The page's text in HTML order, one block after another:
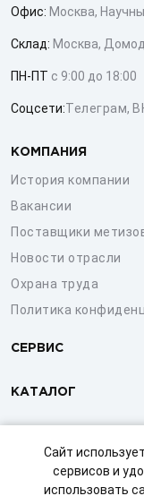
Сайт
сервисов и
использовать
Офис: Москва,
Склад: Москва,
ПН-ПТ с 9:00 до 18:00
Соцсети:Телеграм,
КОМПАНИЯ
История компании
Вакансии
Поставщики
Новости отрасли
Охрана труда
Политика
СЕРВИС
КАТАЛОГ